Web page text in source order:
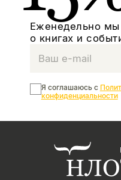
Еженедельно мы
о книгах и
Я соглашаюсь с
конфиденциальности